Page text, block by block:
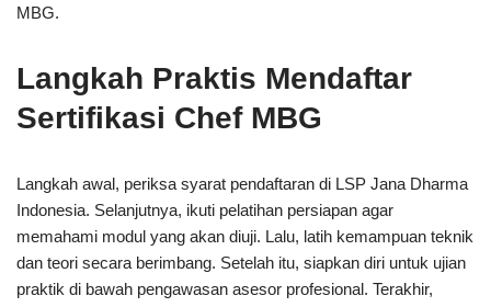
MBG.
Langkah Praktis Mendaftar
Sertifikasi Chef MBG
Langkah awal, periksa syarat pendaftaran di LSP Jana Dharma
Indonesia. Selanjutnya, ikuti pelatihan persiapan agar
memahami modul yang akan diuji. Lalu, latih kemampuan teknik
dan teori secara berimbang. Setelah itu, siapkan diri untuk ujian
praktik di bawah pengawasan asesor profesional. Terakhir,